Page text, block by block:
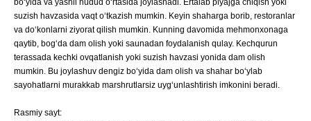
bo‘yida va yashil hudud o‘rtasida joylashadi. Ertalab plyajga chiqish yoki
suzish havzasida vaqt o‘tkazish mumkin. Keyin shaharga borib, restoranlar
va do‘konlarni ziyorat qilish mumkin. Kunning davomida mehmonxonaga
qaytib, bog‘da dam olish yoki saunadan foydalanish qulay. Kechqurun
terassada kechki ovqatlanish yoki suzish havzasi yonida dam olish
mumkin. Bu joylashuv dengiz bo‘yida dam olish va shahar bo‘ylab
sayohatlarni murakkab marshrutlarsiz uyg‘unlashtirish imkonini beradi.
Rasmiy sayt: